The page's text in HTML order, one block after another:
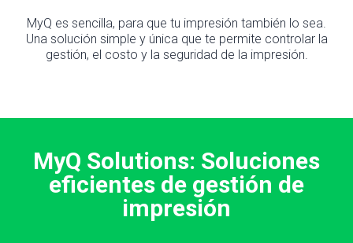
MyQ es sencilla, para que tu impresión también lo sea.
Una solución simple y única que te permite controlar la
gestión, el costo y la seguridad de la impresión.
MyQ Solutions: Soluciones
eficientes de gestión de
impresión